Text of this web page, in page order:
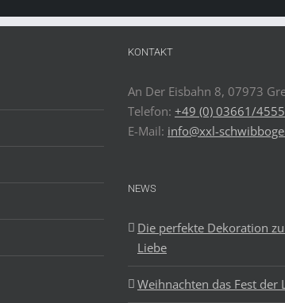
KONTAKT
An Der Eisbahn 8, 07973
Telefon: +49 (0) 03661/
E-Mail: info@xxl-
NEWS
Die perfekte Dekoration
Liebe
Weihnachten das Fest der